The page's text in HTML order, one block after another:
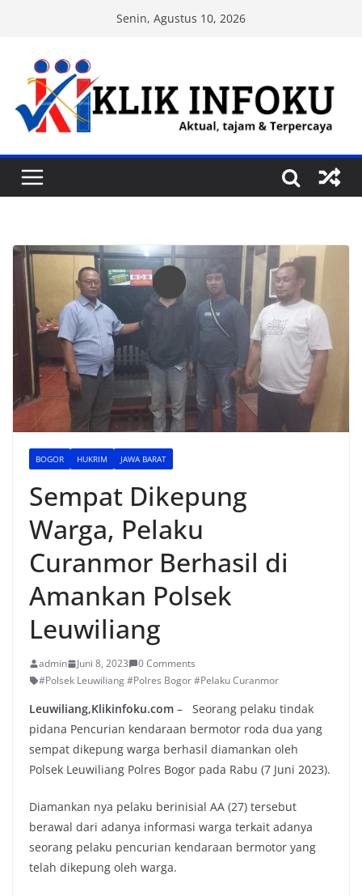
content
Senin, Agustus 10, 2026
BOGOR HUKRIM JAWA BARAT
Sempat Dikepung
Warga, Pelaku
Curanmor Berhasil di
Amankan Polsek
Leuwiliang
admin Juni 8, 2023
0 Comments
#Polsek Leuwiliang #Polres Bogor #Pelaku Curanmor
Leuwiliang,Klikinfoku.com – Seorang pelaku tindak
pidana Pencurian kendaraan bermotor roda dua yang
sempat dikepung warga berhasil diamankan oleh
Polsek Leuwiliang Polres Bogor pada Rabu (7 Juni 2023).
Diamankan nya pelaku berinisial AA (27) tersebut
berawal dari adanya informasi warga terkait adanya
seorang pelaku pencurian kendaraan bermotor yang
telah dikepung oleh warga.